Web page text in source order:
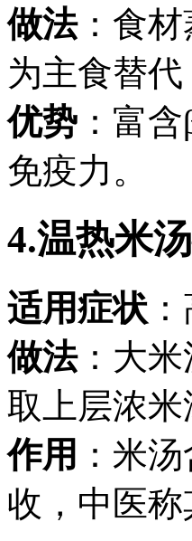
做法：食
为主食替
优势 ：富
免疫力。
4.温热米
适用症状
做法：大米
取上层浓
作用 ：米
收，中医